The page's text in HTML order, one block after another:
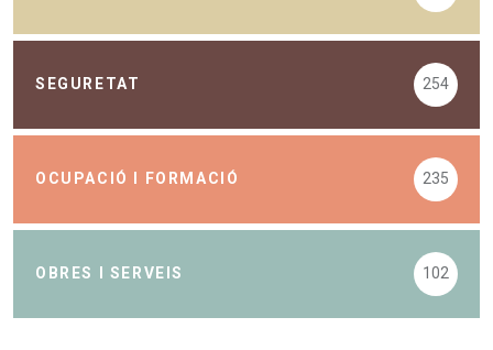
SEGURETAT 254
OCUPACIÓ I FORMACIÓ 235
OBRES I SERVEIS 102